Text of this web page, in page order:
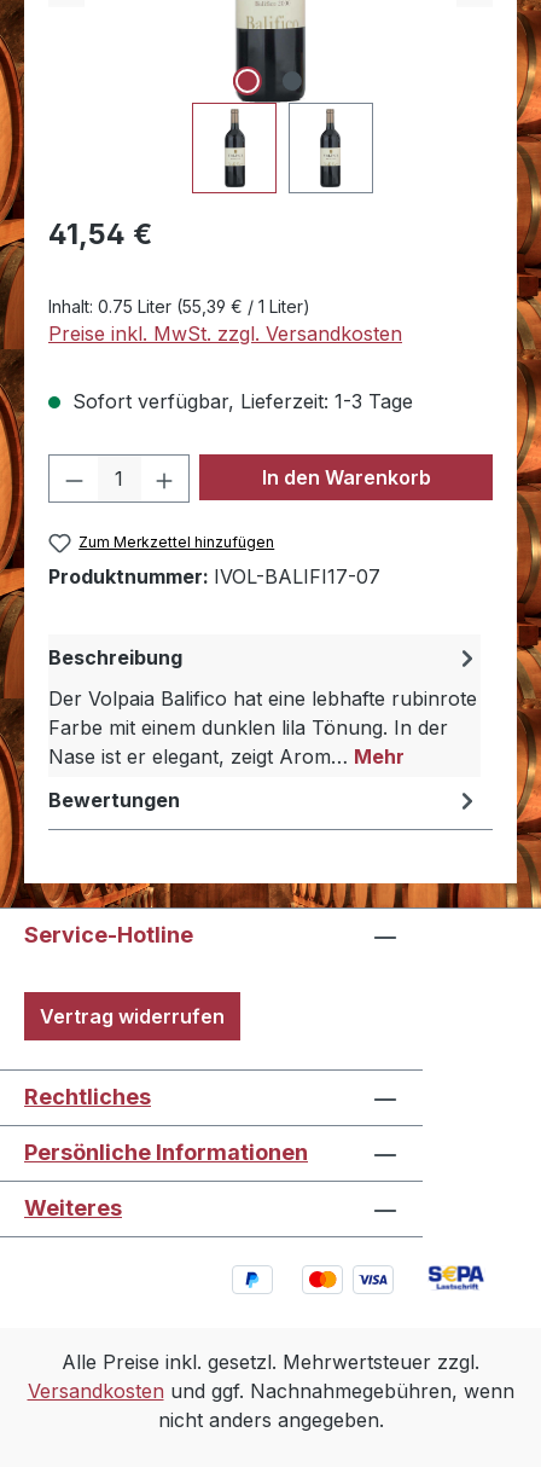
Regulärer Preis:
41,54 €
Inhalt: 0.75 Liter (55,39 € / 1 Liter)
Preise inkl. MwSt. zzgl. Versandkosten
Sofort verfügbar, Lieferzeit: 1-3 Tage
Produkt Anzahl: Gib den
In den Warenkorb
Zum Merkzettel hinzufügen
Produktnummer: IVOL-BALIFI17-07
Beschreibung
Der Volpaia Balifico hat eine lebhafte rubinrote
Farbe mit einem dunklen lila Tönung. In der
Nase ist er elegant, zeigt Arom… Mehr
Bewertungen
Service-Hotline
Vertrag widerrufen
Rechtliches
Persönliche Informationen
Weiteres
Alle Preise inkl. gesetzl. Mehrwertsteuer zzgl.
Versandkosten und ggf. Nachnahmegebühren, wenn
nicht anders angegeben.